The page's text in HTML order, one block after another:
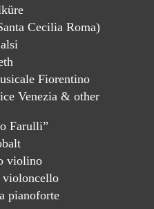
Cecilia Roma)
Fiorentino
Venezia & other
Farulli”
violino
violoncello
pianoforte